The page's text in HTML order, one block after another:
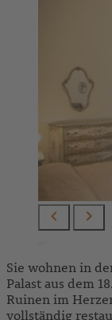
Sie wohnen in
Palast aus dem
Ruinen im
vollständig